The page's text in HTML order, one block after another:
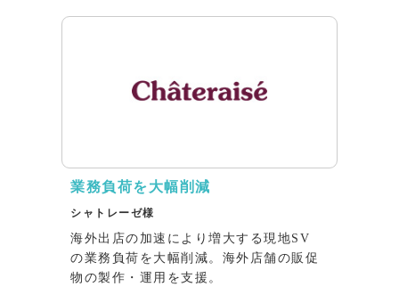
業務負荷を大幅削減
シャトレーゼ様
海外出店の加速により増大する現地SV
の業務負荷を大幅削減。海外店舗の販促
物の製作・運用を支援。